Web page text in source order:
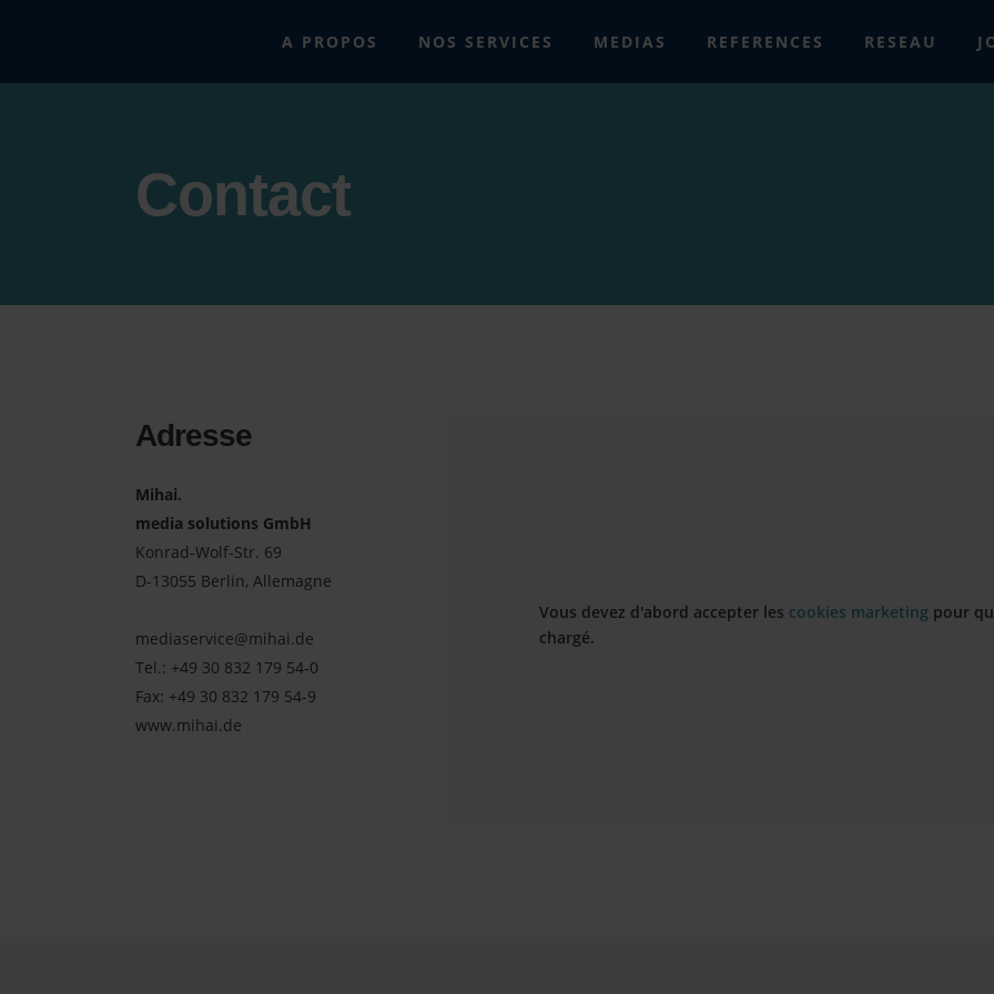
A PROPOS NOS SERVICES MEDIAS REFERENCES RESEAU
Contact
Adresse
Mihai.
media solutions GmbH
Konrad-Wolf-Str. 69
D-13055 Berlin, Allemagne
mediaservice@mihai.de
Tel.: +49 30 832 179 54-0
Fax: +49 30 832 179 54-9
www.mihai.de
Vous devez d'abord accepter les cookies marketing pour
chargé.